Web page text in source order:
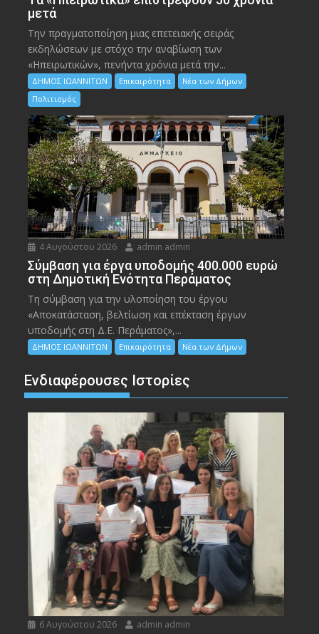
μετά
Την πραγματοποίηση μιας επετειακής σειράς
εκδηλώσεων με στόχο την αναβίωση των
«Ηπειρωτικών», πενήντα χρόνια μετά την...
ΔΗΜΟΣ ΙΩΑΝΝΙΤΩΝ Επικαιρότητα
Νέα των Δήμων
Πολιτισμός
4 Αυγούστου 2026 admin admin
Σύμβαση για έργα υποδομής 400.000 ευρώ
στη Δημοτική Ενότητα Περάματος
Τη σύμβαση για την υλοποίηση του έργου
«Αποκατάσταση, βελτίωση και επέκταση έργων
υποδομής στη Δ.Ε. Περάματος»,...
ΔΗΜΟΣ ΙΩΑΝΝΙΤΩΝ Επικαιρότητα Νέα των Δήμων
Ενδιαφέρουσες Ιστορίες
6 Αυγούστου 2026 admin admin